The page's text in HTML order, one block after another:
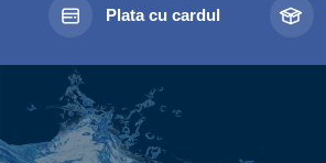
Plata cu cardul